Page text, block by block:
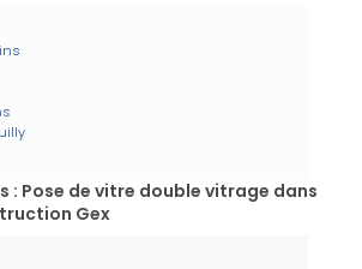
: Pose de vitre double vitrage dans
Gex